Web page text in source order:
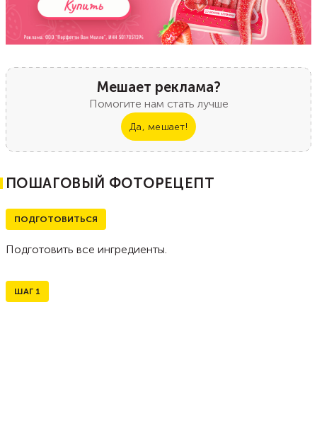
Мешает реклама?
Помогите нам стать лучше
Да, мешает!
ПОШАГОВЫЙ ФОТОРЕЦЕПТ
ПОДГОТОВИТЬСЯ
Подготовить все ингредиенты.
ШАГ 1